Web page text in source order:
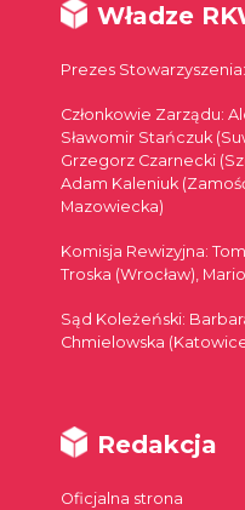
Władze
Prezes
Członkowie Zarządu:
Sławomir Stańczuk
Grzegorz Czarnecki
Adam Kaleniuk
Mazowiecka)
Komisja Rewizyjna:
Troska (Wrocław),
Sąd Koleżeński:
Chmielowska
Redakcja
Oficjalna strona